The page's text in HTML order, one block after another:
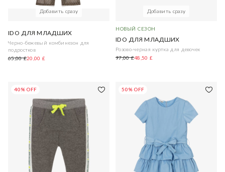
Добавить сразу
IDO ДЛЯ МЛАДШИХ
Черно-бежевый комбинезон для
подростков
65,00 £20,00 £
Добавить сразу
НОВЫЙ СЕЗОН
IDO ДЛЯ МЛАДШИХ
Розово-черная куртка для девочек
97,00 £48,50 £
40% OFF 50% OFF